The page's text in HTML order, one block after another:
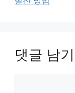
댓글 남